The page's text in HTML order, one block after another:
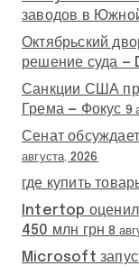
заводов в
Октябрьский
решение суда —
Санкции США
Грема — Фокус 9
Сенат
августа, 2026
где купить
Intertop оценил
450 млн грн 8
Microsoft